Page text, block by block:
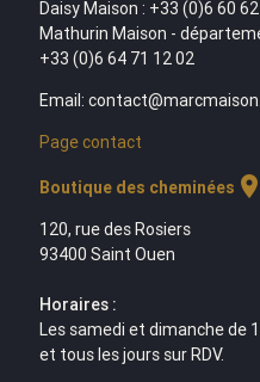
Daisy Maison : +33 (0)6 60
Mathurin Maison -
+33 (0)6 64 71 12 02
Email:
Page contact
Boutique des cheminées location_on
120, rue des Rosiers
93400 Saint Ouen
Horaires :
Les samedi et dimanche de
et tous les jours sur RDV.